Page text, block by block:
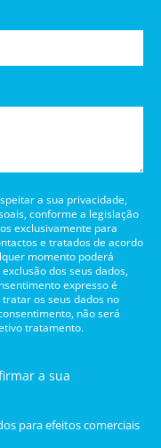
a sua privacidade,
conforme a legislação
exclusivamente para
e tratados de acordo
momento poderá
dos seus dados,
expresso é
os seus dados no
não será
tratamento.
a sua
para efeitos comerciais